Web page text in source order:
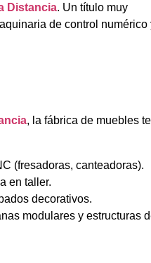
Distancia. Un título muy
de control numérico
, la fábrica de muebles te
(fresadoras, canteadoras).
en taller.
decorativos.
modulares y estructuras